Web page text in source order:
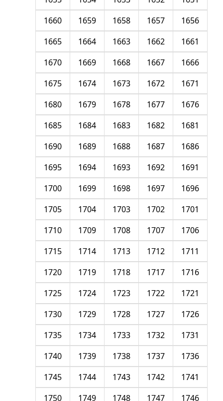
1656
1657
1658
1659
1660
1661
1662
1663
1664
1665
1666
1667
1668
1669
1670
1671
1672
1673
1674
1675
1676
1677
1678
1679
1680
1681
1682
1683
1684
1685
1686
1687
1688
1689
1690
1691
1692
1693
1694
1695
1696
1697
1698
1699
1700
1701
1702
1703
1704
1705
1706
1707
1708
1709
1710
1711
1712
1713
1714
1715
1716
1717
1718
1719
1720
1721
1722
1723
1724
1725
1726
1727
1728
1729
1730
1731
1732
1733
1734
1735
1736
1737
1738
1739
1740
1741
1742
1743
1744
1745
1746
1747
1748
1749
1750